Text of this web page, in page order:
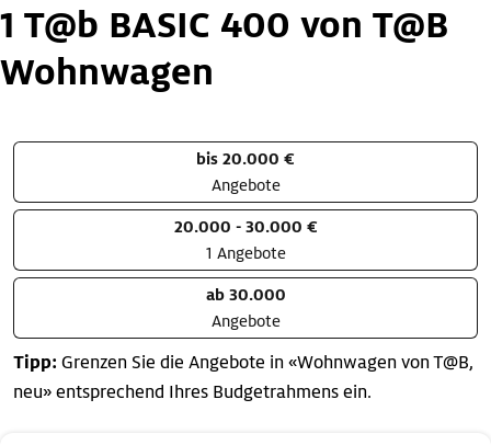
1 T@b BASIC 400 von T@B
Wohnwagen
bis 20.000 €
Angebote
20.000 - 30.000 €
1 Angebote
ab 30.000
Angebote
Tipp: Grenzen Sie die Angebote in «Wohnwagen von T@B,
neu» entsprechend Ihres Budgetrahmens ein.